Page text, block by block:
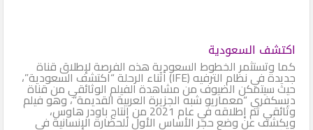
اكتشف السعودية
كما وتستثمر الخطوط السعودية هذه الفرصة لإطلاق قناة
جديدة في نظام الترفيه (IFE) أثناء الرحلة “اكتشف السعودية”،
حيث سيتمكن الضيوف من مشاهدة الفيلم الوثائقي من قناة
ديسكفري “معماريو شبه الجزيرة العربية القديمة”، وهو فيلم
وثائقي تم إطلاقه في عام 2021 من إنتاج باودر هاوس،
ويكشف عن وضع حجر الأساس الأول للحضارة الإنسانية في